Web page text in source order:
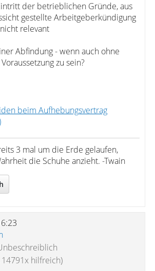
der betrieblichen Gründe, aus
gestellte Arbeitgeberkündigung
relevant
Abfindung - wenn auch ohne
zu sein?
beim Aufhebungsvertrag
3 mal um die Erde gelaufen,
die Schuhe anzieht. -Twain
hilfreich)